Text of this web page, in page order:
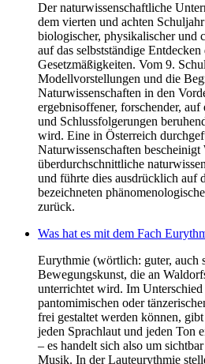
Der naturwissenschaftliche
dem vierten und achten
biologischer, physikalischer und
auf das selbstständige
Gesetzmäßigkeiten. Vom 9.
Modellvorstellungen und die
Naturwissenschaften in den
ergebnisoffener, forschender,
und Schlussfolgerungen
wird. Eine in Österreich
Naturwissenschaften
überdurchschnittliche
und führte dies ausdrücklich auf
bezeichneten
zurück.
Was hat es mit dem Fach
Eurythmie (wörtlich: guter, auch
Bewegungskunst, die an
unterrichtet wird. Im Unterschied
pantomimischen oder
frei gestaltet werden können,
jeden Sprachlaut und jeden Ton
– es handelt sich also um
Musik. In der Lauteurythmie